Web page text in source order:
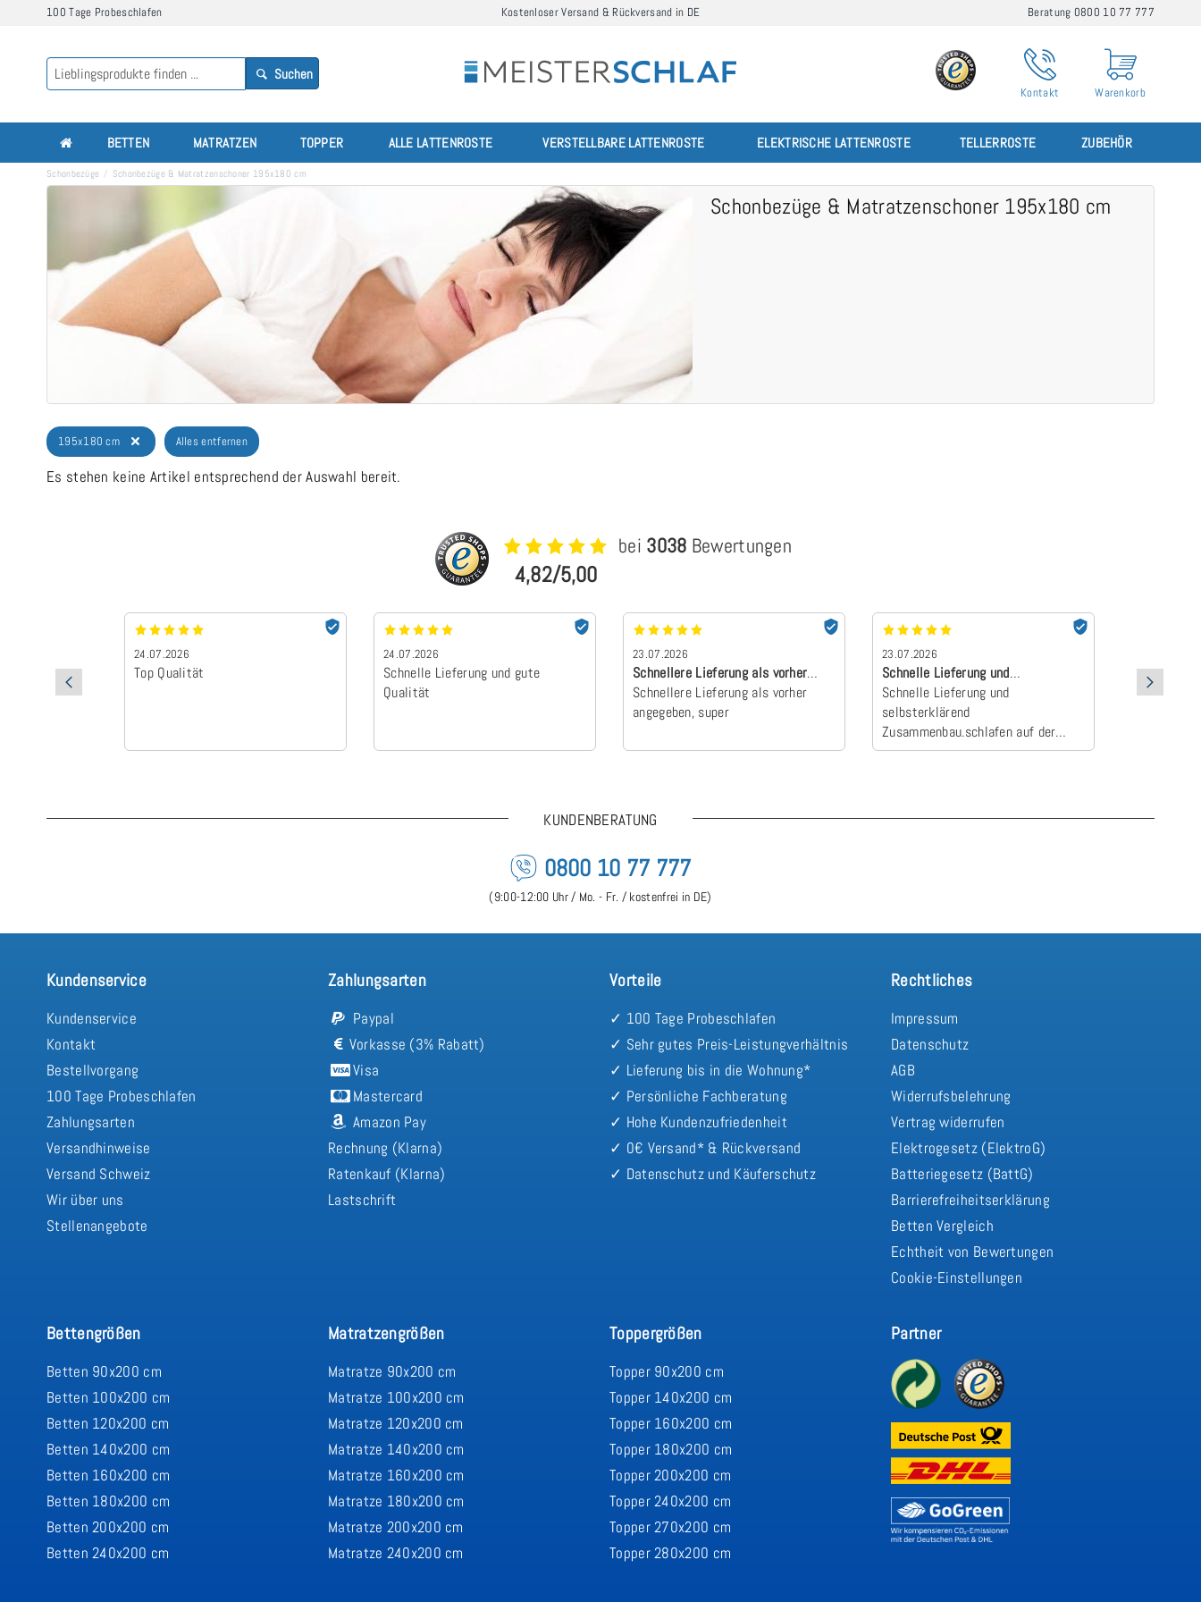
100 Tage Probeschlafen Kostenloser Versand & Rückversand in DE Beratung 0800 10 77 777
Suchen
Kontakt Warenkorb
BETTEN MATRATZEN TOPPER ALLE LATTENROSTE VERSTELLBARE LATTENROSTE ELEKTRISCHE LATTENROSTE TELLERROSTE ZUBEHÖR
Schonbezüge Schonbezüge & Matratzenschoner 195x180 cm
Schonbezüge & Matratzenschoner 195x180 cm
195x180 cm Alles entfernen
Es stehen keine Artikel entsprechend der Auswahl bereit.
4,82/5,00
bei 3038 Bewertungen
24.07.2026
Top Qualität
24.07.2026
Schnelle Lieferung und gute
Qualität
23.07.2026
Schnellere Lieferung als vorher
angegebe…
Schnellere Lieferung als vorher
angegeben, super
23.07.2026
Schnelle Lieferung und
selbsterklärend Z…
Schnelle Lieferung und
selbsterklärend
Zusammenbau.schlafen auf der
neuen Matratze einfach himmlisch
absolut
Der
KUNDENBERATUNG
0800 10 77 777
(9:00-12:00 Uhr / Mo. - Fr. / kostenfrei in DE)
Kundenservice
Kundenservice
Kontakt
Bestellvorgang
100 Tage Probeschlafen
Zahlungsarten
Versandhinweise
Versand Schweiz
Wir über uns
Stellenangebote
Zahlungsarten
Paypal
Vorkasse (3% Rabatt)
Visa
Mastercard
Amazon Pay
Rechnung (Klarna)
Ratenkauf (Klarna)
Lastschrift
Vorteile
✓ 100 Tage Probeschlafen
✓ Sehr gutes Preis-Leistungverhältnis
✓ Lieferung bis in die Wohnung*
✓ Persönliche Fachberatung
✓ Hohe Kundenzufriedenheit
✓ 0€ Versand* & Rückversand
✓ Datenschutz und Käuferschutz
Rechtliches
Impressum
Datenschutz
AGB
Widerrufsbelehrung
Vertrag widerrufen
Elektrogesetz (ElektroG)
Batteriegesetz (BattG)
Barrierefreiheitserklärung
Betten Vergleich
Echtheit von Bewertungen
Cookie-Einstellungen
Bettengrößen
Betten 90x200 cm
Betten 100x200 cm
Betten 120x200 cm
Betten 140x200 cm
Betten 160x200 cm
Betten 180x200 cm
Betten 200x200 cm
Betten 240x200 cm
Matratzengrößen
Matratze 90x200 cm
Matratze 100x200 cm
Matratze 120x200 cm
Matratze 140x200 cm
Matratze 160x200 cm
Matratze 180x200 cm
Matratze 200x200 cm
Matratze 240x200 cm
Toppergrößen
Topper 90x200 cm
Topper 140x200 cm
Topper 160x200 cm
Topper 180x200 cm
Topper 200x200 cm
Topper 240x200 cm
Topper 270x200 cm
Topper 280x200 cm
Partner